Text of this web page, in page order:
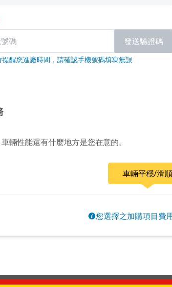
發送驗證碼
醒您進廠時間，請確認手機號碼填寫無誤
輛性能還有什麼地方是您在意的。
車輛平穩/滑順
您選擇之加購項目費